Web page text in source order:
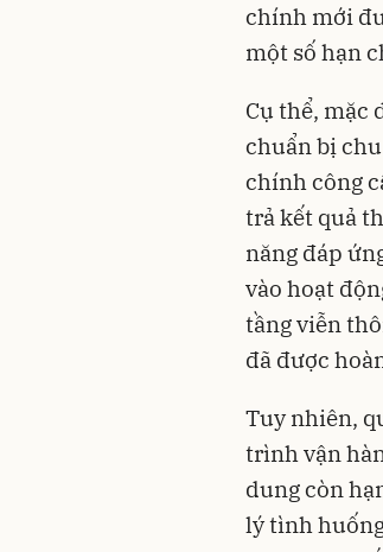
chính mới
một số hạn
Cụ thể, mặc
chuẩn bị
chính công
trả kết quả
năng đáp
vào hoạt
tầng viễn
đã được
Tuy nhiên,
trình vận
dung còn
lý tình